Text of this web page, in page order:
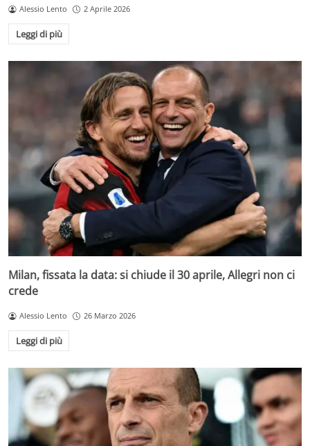
Alessio Lento 2 Aprile 2026
Leggi di più
Milan, fissata la data: si chiude il 30 aprile, Allegri non ci
crede
Alessio Lento 26 Marzo 2026
Leggi di più